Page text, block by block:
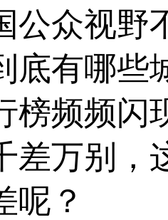
公众视野
底有哪些
榜频频闪
差万别
呢？